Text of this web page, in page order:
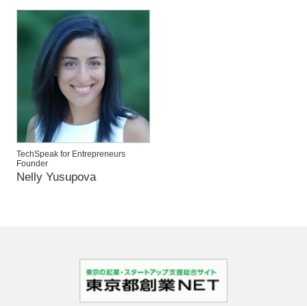
TechSpeak for Entrepreneurs
Founder
Nelly Yusupova